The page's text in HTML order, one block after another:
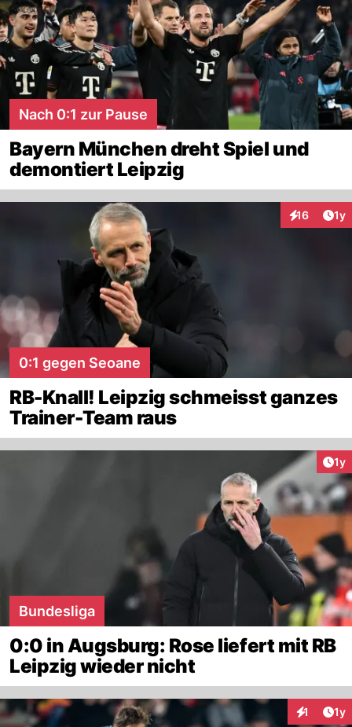
Nach 0:1 zur Pause
Bayern München dreht Spiel und
demontiert Leipzig
16 1y
0:1 gegen Seoane
RB-Knall! Leipzig schmeisst ganzes
Trainer-Team raus
1y
Bundesliga
0:0 in Augsburg: Rose liefert mit RB
Leipzig wieder nicht
1 1y